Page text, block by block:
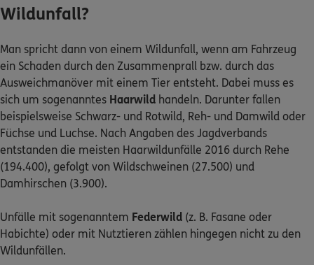
Meine Versicherungen
Sehen Sie auf einen Blick Ihre Versicherungen bei ERGO,
dem ERGO Rechtsschutz und der DKV.
Zum Kundenportal
Schaden- oder Leistungsfall melden
Bequem online oder telefonisch.
Wildunfall?
Man spricht dann von einem Wildunfall, wenn am Fahrzeug
ein Schaden durch den Zusammenprall bzw. durch das
Ausweichmanöver mit einem Tier entsteht. Dabei muss es
sich um sogenanntes Haarwild handeln. Darunter fallen
beispielsweise Schwarz- und Rotwild, Reh- und Damwild oder
Füchse und Luchse. Nach Angaben des Jagdverbands
entstanden die meisten Haarwildunfälle 2016 durch Rehe
(194.400), gefolgt von Wildschweinen (27.500) und
Damhirschen (3.900).
Unfälle mit sogenanntem Federwild (z. B. Fasane oder
Habichte) oder mit Nutztieren zählen hingegen nicht zu den
Wildunfällen.